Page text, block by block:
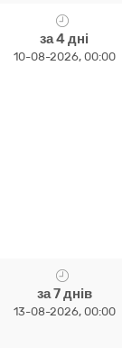
за 4 дні
10-08-2026, 00:00
за 7 днів
13-08-2026, 00:00